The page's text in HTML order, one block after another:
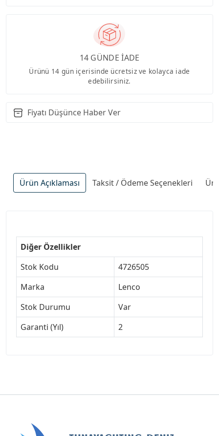
14 GÜNDE İADE
Ürünü 14 gün içerisinde ücretsiz ve kolayca iade
edebilirsiniz.
Fiyatı Düşünce Haber Ver
Ürün Açıklaması Taksit / Ödeme Seçenekleri
Diğer Özellikler
Stok Kodu
4726505
Marka
Lenco
Stok Durumu
Var
Garanti (Yıl)
2